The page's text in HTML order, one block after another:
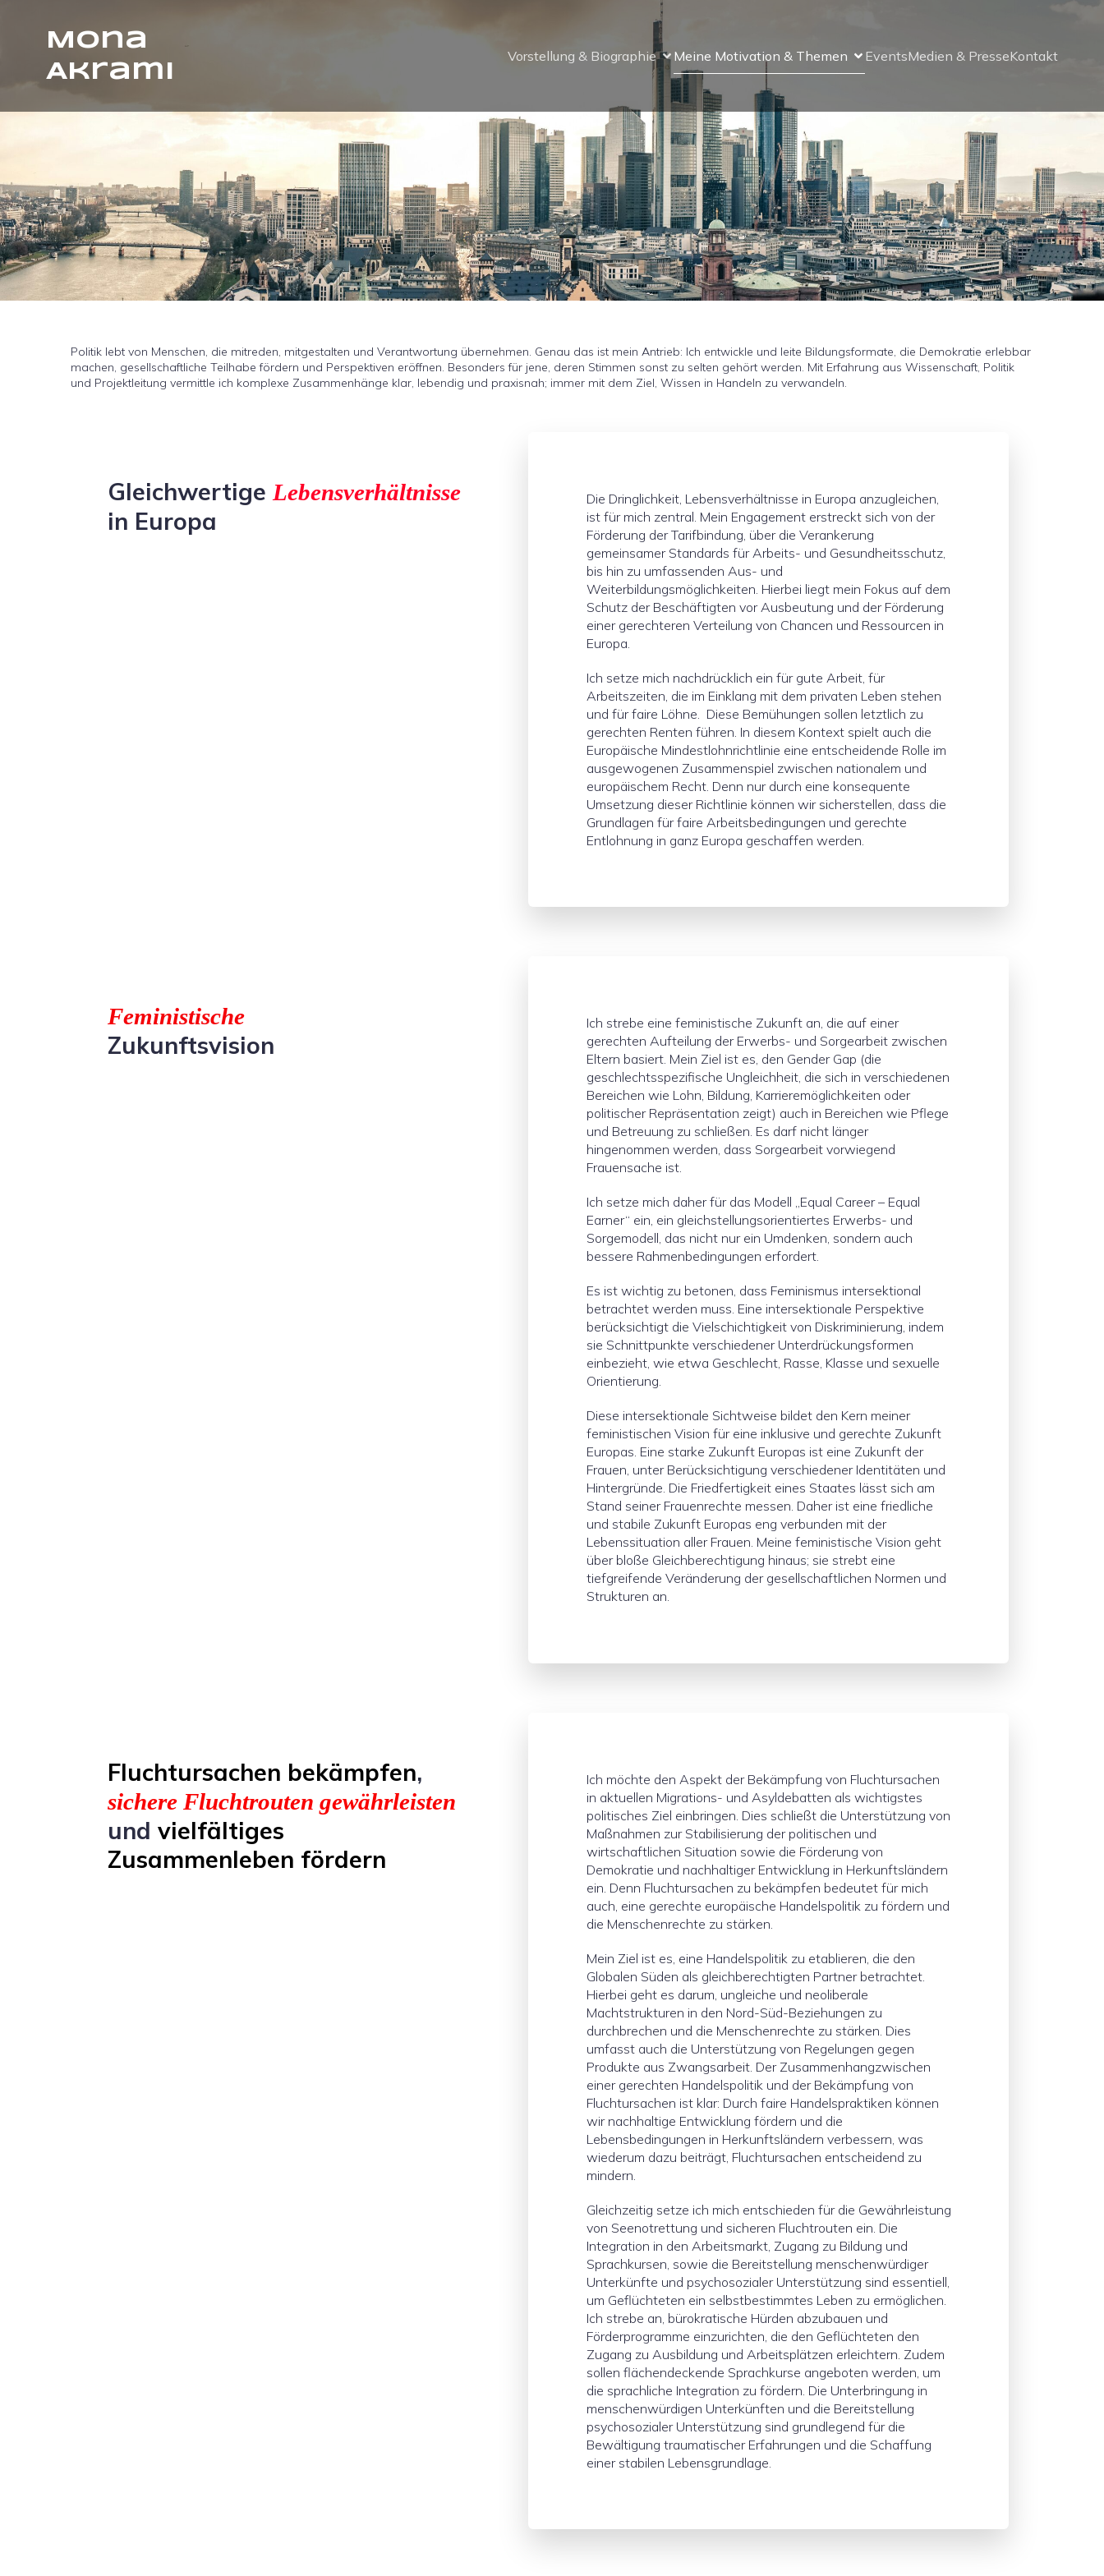
Mona
Akrami
Vorstellung & Biographie Meine Motivation & Themen EventsMedien & PresseKontakt
Politik lebt von Menschen, die mitreden, mitgestalten und Verantwortung übernehmen. Genau das ist mein Antrieb: Ich entwickle und leite Bildungsformate, die Demokratie erlebbar
machen, gesellschaftliche Teilhabe fördern und Perspektiven eröffnen. Besonders für jene, deren Stimmen sonst zu selten gehört werden. Mit Erfahrung aus Wissenschaft, Politik
und Projektleitung vermittle ich komplexe Zusammenhänge klar, lebendig und praxisnah; immer mit dem Ziel, Wissen in Handeln zu verwandeln.
Gleichwertige Lebensverhältnisse
in Europa
Die Dringlichkeit, Lebensverhältnisse in Europa anzugleichen,
ist für mich zentral. Mein Engagement erstreckt sich von der
Förderung der Tarifbindung, über die Verankerung
gemeinsamer Standards für Arbeits- und Gesundheitsschutz,
bis hin zu umfassenden Aus- und
Weiterbildungsmöglichkeiten. Hierbei liegt mein Fokus auf dem
Schutz der Beschäftigten vor Ausbeutung und der Förderung
einer gerechteren Verteilung von Chancen und Ressourcen in
Europa.
Ich setze mich nachdrücklich ein für gute Arbeit, für
Arbeitszeiten, die im Einklang mit dem privaten Leben stehen
und für faire Löhne. Diese Bemühungen sollen letztlich zu
gerechten Renten führen. In diesem Kontext spielt auch die
Europäische Mindestlohnrichtlinie eine entscheidende Rolle im
ausgewogenen Zusammenspiel zwischen nationalem und
europäischem Recht. Denn nur durch eine konsequente
Umsetzung dieser Richtlinie können wir sicherstellen, dass die
Grundlagen für faire Arbeitsbedingungen und gerechte
Entlohnung in ganz Europa geschaffen werden.
Feministische
Zukunftsvision
Ich strebe eine feministische Zukunft an, die auf einer
gerechten Aufteilung der Erwerbs- und Sorgearbeit zwischen
Eltern basiert. Mein Ziel ist es, den Gender Gap (die
geschlechtsspezifische Ungleichheit, die sich in verschiedenen
Bereichen wie Lohn, Bildung, Karrieremöglichkeiten oder
politischer Repräsentation zeigt) auch in Bereichen wie Pflege
und Betreuung zu schließen. Es darf nicht länger
hingenommen werden, dass Sorgearbeit vorwiegend
Frauensache ist.
Ich setze mich daher für das Modell „Equal Career – Equal
Earner“ ein, ein gleichstellungsorientiertes Erwerbs- und
Sorgemodell, das nicht nur ein Umdenken, sondern auch
bessere Rahmenbedingungen erfordert.
Es ist wichtig zu betonen, dass Feminismus intersektional
betrachtet werden muss. Eine intersektionale Perspektive
berücksichtigt die Vielschichtigkeit von Diskriminierung, indem
sie Schnittpunkte verschiedener Unterdrückungsformen
einbezieht, wie etwa Geschlecht, Rasse, Klasse und sexuelle
Orientierung.
Diese intersektionale Sichtweise bildet den Kern meiner
feministischen Vision für eine inklusive und gerechte Zukunft
Europas. Eine starke Zukunft Europas ist eine Zukunft der
Frauen, unter Berücksichtigung verschiedener Identitäten und
Hintergründe. Die Friedfertigkeit eines Staates lässt sich am
Stand seiner Frauenrechte messen. Daher ist eine friedliche
und stabile Zukunft Europas eng verbunden mit der
Lebenssituation aller Frauen. Meine feministische Vision geht
über bloße Gleichberechtigung hinaus; sie strebt eine
tiefgreifende Veränderung der gesellschaftlichen Normen und
Strukturen an.
Fluchtursachen bekämpfen,
sichere Fluchtrouten gewährleisten
und vielfältiges
Zusammenleben fördern
Ich möchte den Aspekt der Bekämpfung von Fluchtursachen
in aktuellen Migrations- und Asyldebatten als wichtigstes
politisches Ziel einbringen. Dies schließt die Unterstützung von
Maßnahmen zur Stabilisierung der politischen und
wirtschaftlichen Situation sowie die Förderung von
Demokratie und nachhaltiger Entwicklung in Herkunftsländern
ein. Denn Fluchtursachen zu bekämpfen bedeutet für mich
auch, eine gerechte europäische Handelspolitik zu fördern und
die Menschenrechte zu stärken.
Mein Ziel ist es, eine Handelspolitik zu etablieren, die den
Globalen Süden als gleichberechtigten Partner betrachtet.
Hierbei geht es darum, ungleiche und neoliberale
Machtstrukturen in den Nord-Süd-Beziehungen zu
durchbrechen und die Menschenrechte zu stärken. Dies
umfasst auch die Unterstützung von Regelungen gegen
Produkte aus Zwangsarbeit. Der Zusammenhangzwischen
einer gerechten Handelspolitik und der Bekämpfung von
Fluchtursachen ist klar: Durch faire Handelspraktiken können
wir nachhaltige Entwicklung fördern und die
Lebensbedingungen in Herkunftsländern verbessern, was
wiederum dazu beiträgt, Fluchtursachen entscheidend zu
mindern.
Gleichzeitig setze ich mich entschieden für die Gewährleistung
von Seenotrettung und sicheren Fluchtrouten ein. Die
Integration in den Arbeitsmarkt, Zugang zu Bildung und
Sprachkursen, sowie die Bereitstellung menschenwürdiger
Unterkünfte und psychosozialer Unterstützung sind essentiell,
um Geflüchteten ein selbstbestimmtes Leben zu ermöglichen.
Ich strebe an, bürokratische Hürden abzubauen und
Förderprogramme einzurichten, die den Geflüchteten den
Zugang zu Ausbildung und Arbeitsplätzen erleichtern. Zudem
sollen flächendeckende Sprachkurse angeboten werden, um
die sprachliche Integration zu fördern. Die Unterbringung in
menschenwürdigen Unterkünften und die Bereitstellung
psychosozialer Unterstützung sind grundlegend für die
Bewältigung traumatischer Erfahrungen und die Schaffung
einer stabilen Lebensgrundlage.